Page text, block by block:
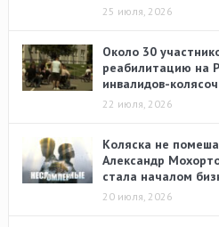
25 июля, 2026
Около 30
реабилитацию на
инвалидов-
22 июля, 2026
Коляска не
Александр
стала началом
20 июля, 2026